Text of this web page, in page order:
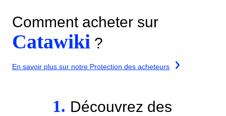
Comment acheter sur
Catawiki ?
En savoir plus sur notre Protection des acheteurs
1. Découvrez des